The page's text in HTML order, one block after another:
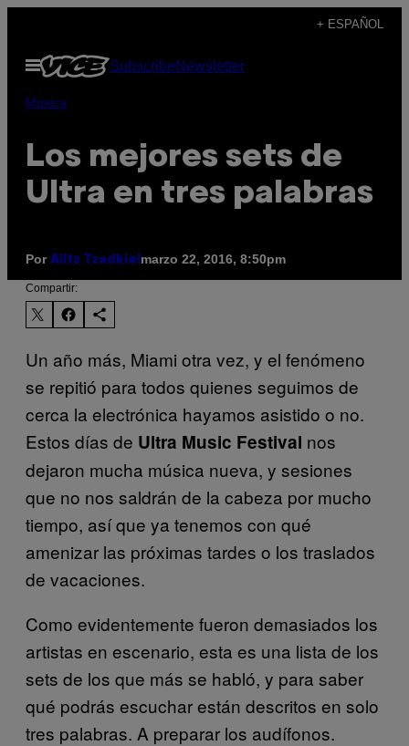
contenido
+ ESPAÑOL
Abrir
Menú
SubscribeNewsletter
Música
Los mejores sets de
Ultra en tres palabras
Por Alitz Tzadkiel marzo 22, 2016, 8:50pm
Compartir:
Un año más, Miami otra vez, y el fenómeno
se repitió para todos quienes seguimos de
cerca la electrónica hayamos asistido o no.
Estos días de Ultra Music Festival nos
dejaron mucha música nueva, y sesiones
que no nos saldrán de la cabeza por mucho
tiempo, así que ya tenemos con qué
amenizar las próximas tardes o los traslados
de vacaciones.
Como evidentemente fueron demasiados los
artistas en escenario, esta es una lista de los
sets de los que más se habló, y para saber
qué podrás escuchar están descritos en solo
tres palabras. A preparar los audífonos.